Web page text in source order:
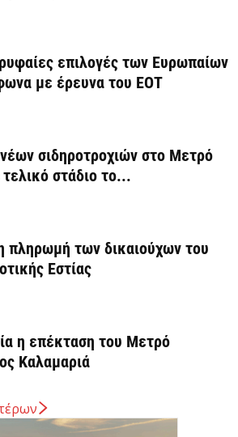
επιλογές των Ευρωπαίων
με έρευνα του ΕΟΤ
σιδηροτροχιών στο Μετρό
στάδιο το...
πληρωμή των δικαιούχων του
Εστίας
η επέκταση του Μετρό
Καλαμαριά